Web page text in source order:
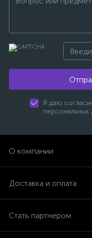
Я даю
персональных
О компании
Доставка и оплата
Стать партнером